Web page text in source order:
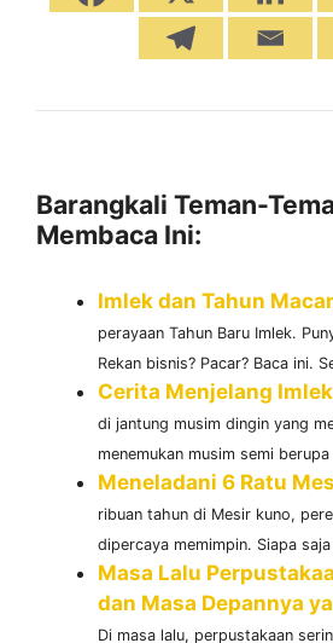
Barangkali Teman-
Membaca Ini:
Imlek dan Tahun
perayaan Tahun Baru Imlek.
Rekan bisnis? Pacar? Baca ini.
Cerita Menjelang
di jantung musim dingin yang
menemukan musim semi
Meneladani 6 Ratu
ribuan tahun di Mesir kuno,
dipercaya memimpin. Siapa
Masa Lalu
dan Masa Depannya
Di masa lalu, perpustakaan